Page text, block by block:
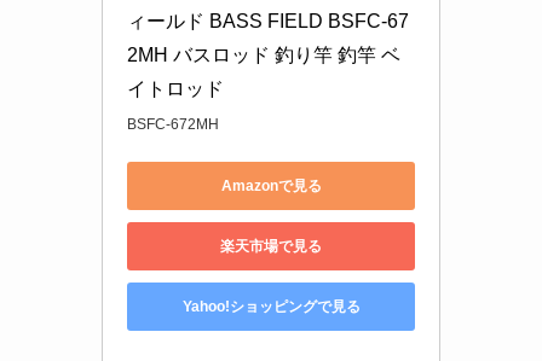
ィールド BASS FIELD BSFC-67
2MH バスロッド 釣り竿 釣竿 ベ
イトロッド
BSFC-672MH
Amazonで見る
楽天市場で見る
Yahoo!ショッピングで見る